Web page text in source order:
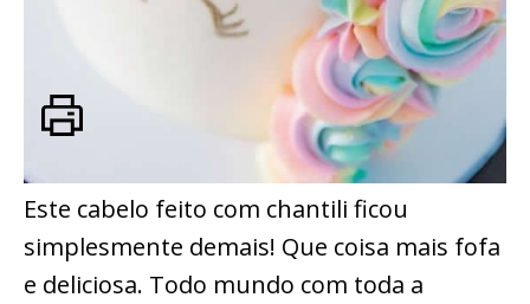
Este cabelo feito com chantili ficou
simplesmente demais! Que coisa mais fofa
e deliciosa. Todo mundo com toda a